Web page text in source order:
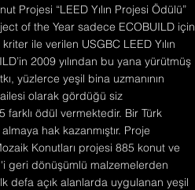
Projesi “LEED Yılın Projesi Ödülü”
of the Year sadece ECOBUILD için
ile verilen USGBC LEED Yılın
2009 yılından bu yana yürütmüş
yüzlerce yeşil bina uzmanının
ailesi olarak gördüğü siz
farklı ödül vermektedir. Bir Türk
hak kazanmıştır. Proje
Konutları projesi 885 konut ve
geri dönüşümlü malzemelerden
defa açık alanlarda uygulanan yeşil